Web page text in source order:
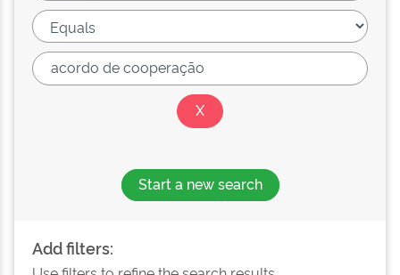
Start a new search
Add filters: